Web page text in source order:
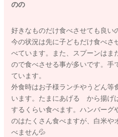
のの
好きなものだけ食べさせても良い
今の状況は先に子どもだけ食べさ
べています。また、スプーンはま
ので食べさせる事が多いです。手
ています。
外食時はお子様ランチやうどん等
います。たまにあげる から揚げ
するくらい食べます。ハンバーグ
のはたくさん食べますが、白米や
べません💦